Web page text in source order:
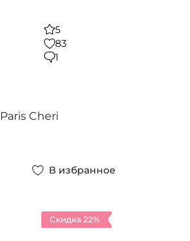
5
83
1
Paris Cheri
В избранное
Скидка 22%